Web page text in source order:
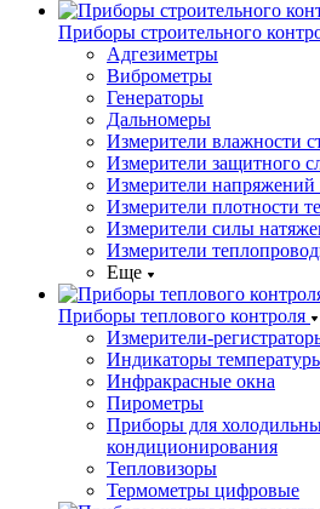
Приборы строительного
Адгезиметры
Виброметры
Генераторы
Дальномеры
Измерители влажности
Измерители защитного
Измерители напряжений
Измерители плотности
Измерители силы
Измерители
Еще
Приборы теплового контроля
Измерители-
Индикаторы
Инфракрасные окна
Пирометры
Приборы для
кондиционирования
Тепловизоры
Термометры цифровые